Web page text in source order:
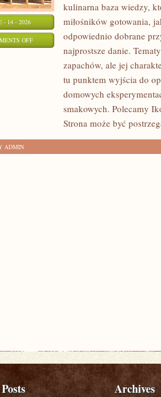
- 14 - 2026
OFFON
kulinarna baza wiedzy,
miłośników gotowania,
odpowiednio dobrane
najprostsze danie.
zapachów, ale jej
tu punktem wyjścia do
domowych
smakowych. Polecamy
Strona może być
ADMIN
Archives